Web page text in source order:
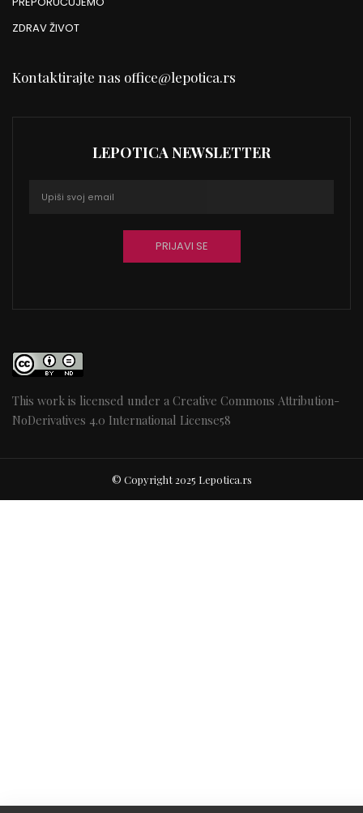
ZDRAV ŽIVOT
Kontaktirajte nas office@lepotica.rs
LEPOTICA NEWSLETTER
This work is licensed under a Creative Commons Attribution-
NoDerivatives 4.0 International License58
© Copyright 2025 Lepotica.rs